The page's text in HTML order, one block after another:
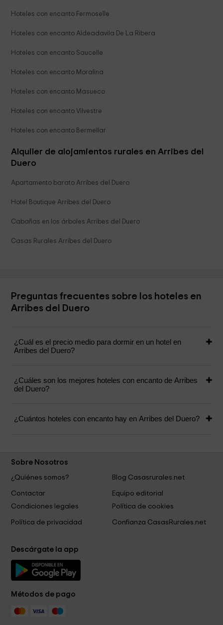
Hoteles con encanto Fermoselle
Hoteles con encanto Aldeadavila De La Ribera
Hoteles con encanto Saucelle
Hoteles con encanto Moralina
Hoteles con encanto Masueco
Hoteles con encanto Vilvestre
Hoteles con encanto Bermellar
Alquiler de alojamientos rurales en Arribes del
Duero
Apartamento barato Arribes del Duero
Hotel Boutique Arribes del Duero
Cabañas en los árboles Arribes del Duero
Casas Rurales Arribes del Duero
Preguntas frecuentes sobre los hoteles en
Arribes del Duero
¿Cuál es el precio medio para dormir en un hotel en
Arribes del Duero?
¿Cuáles son los mejores hoteles con encanto de Arribes
del Duero?
¿Cuántos hoteles con encanto hay en Arribes del Duero?
Sobre Nosotros
¿Quiénes somos?
Blog Casasrurales.net
Contactar
Equipo editorial
Condiciones legales
Política de cookies
Política de privacidad Confianza CasasRurales.net
Descárgate la app
Métodos de pago